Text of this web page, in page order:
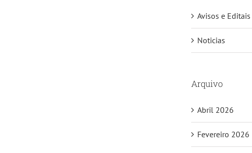
Avisos e Editais
Noticias
Arquivo
Abril 2026
Fevereiro 2026